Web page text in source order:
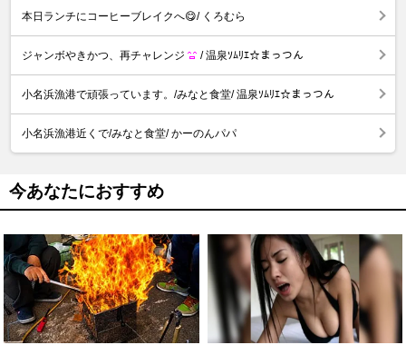
本日ランチにコーヒーブレイクへ😋/ くろむら
ジャンボやきかつ、再チャレンジ / 温泉ｿﾑﾘｴ☆まっつん
小名浜漁港で頑張っています。/みなと食堂/ 温泉ｿﾑﾘｴ☆まっつん
小名浜漁港近くで/みなと食堂/ かーのんパパ
今あなたにおすすめ